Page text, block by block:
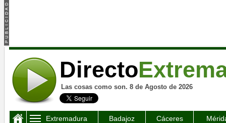
Directo
Las cosas como son. 8 de Agosto de 2026
Extremadura Badajoz Cáceres